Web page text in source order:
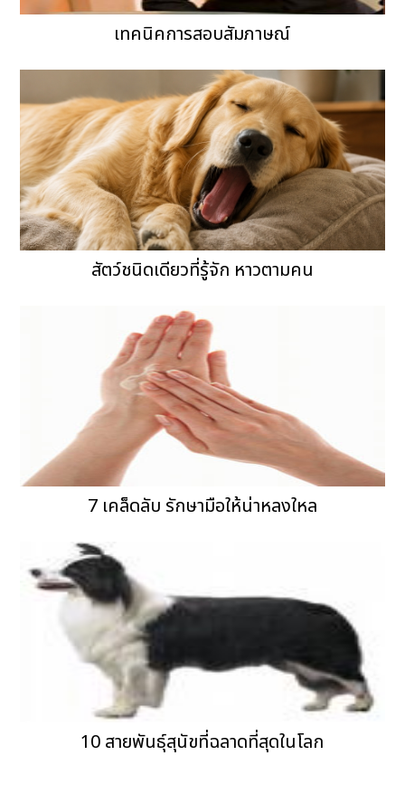
เทคนิคการสอบสัมภาษณ์
สัตว์ชนิดเดียวที่รู้จัก หาวตามคน
7 เคล็ดลับ รักษามือให้น่าหลงใหล
10 สายพันธุ์สุนัขที่ฉลาดที่สุดในโลก